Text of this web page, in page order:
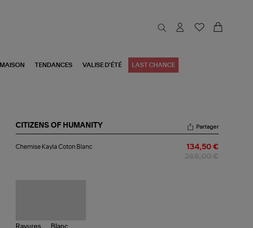
MAISON TENDANCES VALISE D'ÉTÉ LAST CHANCE
CITIZENS OF HUMANITY
Kayla
Partager
Chemise Kayla Coton Blanc 134,50 €